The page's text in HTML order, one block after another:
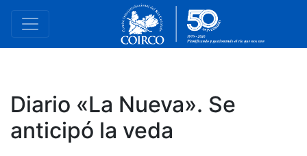
Diario «La Nueva». Se
anticipó la veda